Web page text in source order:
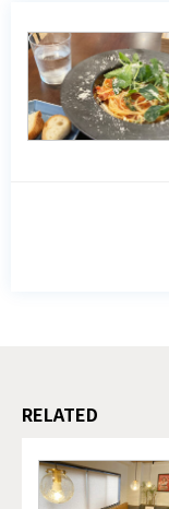
RELATED